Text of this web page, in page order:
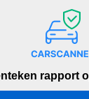
rapport